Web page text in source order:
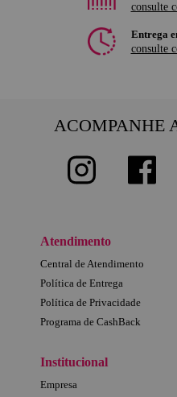
consulte
Entrega
consulte
ACOMPANHE
Atendimento
Central de Atendimento
Política de Entrega
Política de Privacidade
Programa de CashBack
Institucional
Empresa